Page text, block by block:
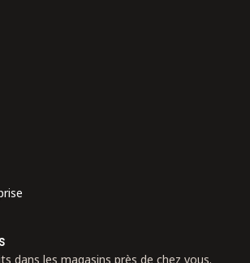
dans les magasins près de chez vous.